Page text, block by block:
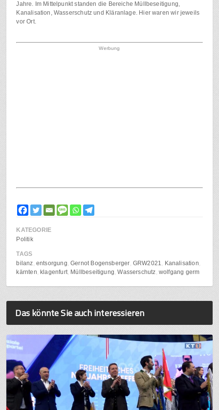
Jahre. Im Mittelpunkt standen die Bereiche Müllbeseitigung,
Kanalisation, Wasserschutz und Kläranlage. Hier waren wir jeweils
vor Ort.
Werbung
KATEGORIE
Politik
TAGS
bilanz entsorgung Gernot Bogensberger GRW2021
Kanalisation
kärnten
klagenfurt Müllbeseitigung Wasserschutz wolfgang germ
Das könnte Sie auch interessieren